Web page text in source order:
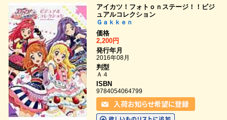
アイカツ！フォトｏｎステージ！！ビジ
ュアルコレクション
Ｇａｋｋｅｎ
価格
2,200円
発行年月
2016年08月
判型
Ａ４
ISBN
9784054064799